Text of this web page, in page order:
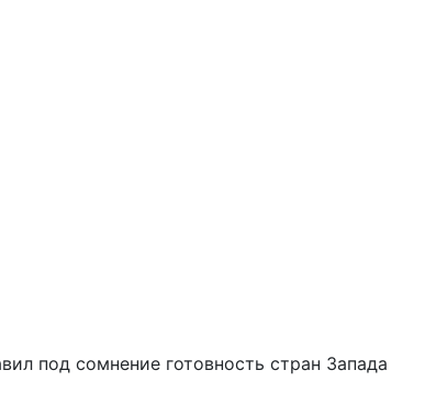
под сомнение готовность стран Запада